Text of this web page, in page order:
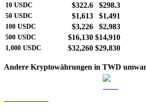
10 USDC $322.6 $298.3
50 USDC $1,613 $1,491
100 USDC $3,226 $2,983
500 USDC $16,130 $14,910
1,000 USDC $32,260 $29,830
Andere Kryptowährungen in TWD